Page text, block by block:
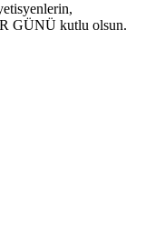
GÜNÜ kutlu olsun.